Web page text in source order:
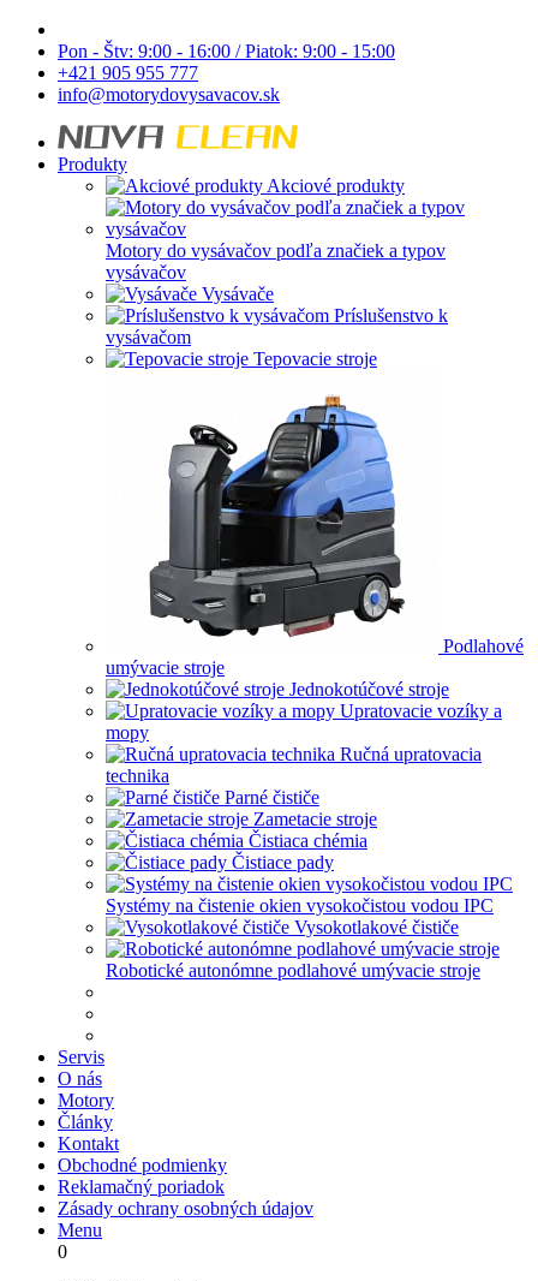
Pon - Štv: 9:00 - 16:00 / Piatok: 9:00 - 15:00
+421 905 955 777
info@motorydovysavacov.sk
Produkty
Akciové produkty
Motory do vysávačov podľa značiek a typov
vysávačov
Vysávače
Príslušenstvo k
vysávačom
Tepovacie stroje
Podlahové
umývacie stroje
Jednokotúčové stroje
Upratovacie vozíky a
mopy
Ručná upratovacia
technika
Parné čističe
Zametacie stroje
Čistiaca chémia
Čistiace pady
Systémy na čistenie okien vysokočistou vodou IPC
Vysokotlakové čističe
Robotické autonómne podlahové umývacie stroje
Servis
O nás
Motory
Články
Kontakt
Obchodné podmienky
Reklamačný poriadok
Zásady ochrany osobných údajov
Menu
0